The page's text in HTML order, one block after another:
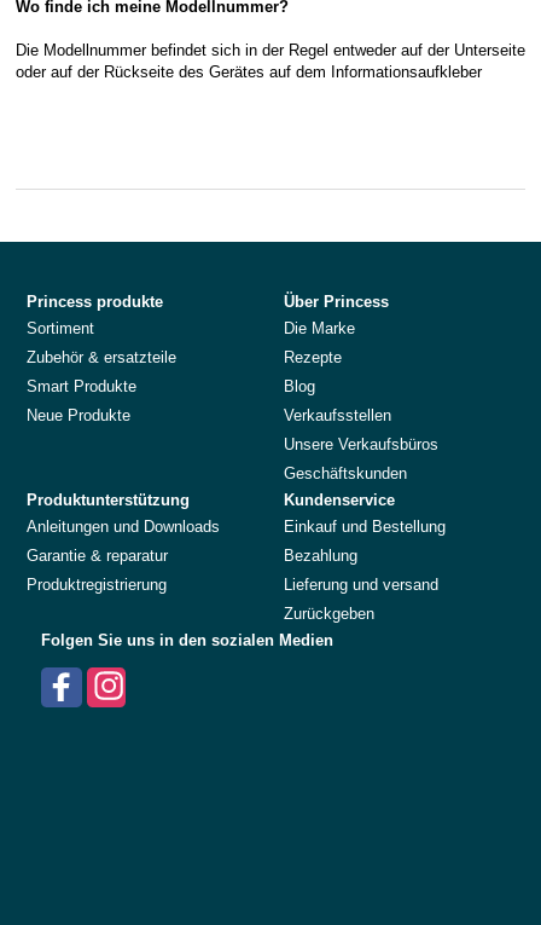
Wo finde ich meine Modellnummer?
Die Modellnummer befindet sich in der Regel entweder auf der Unterseite
oder auf der Rückseite des Gerätes auf dem Informationsaufkleber
Princess produkte
Sortiment
Zubehör & ersatzteile
Smart Produkte
Neue Produkte
Über Princess
Die Marke
Rezepte
Blog
Verkaufsstellen
Unsere Verkaufsbüros
Geschäftskunden
Produktunterstützung
Anleitungen und Downloads
Garantie & reparatur
Produktregistrierung
Kundenservice
Einkauf und Bestellung
Bezahlung
Lieferung und versand
Zurückgeben
Folgen Sie uns in den sozialen Medien